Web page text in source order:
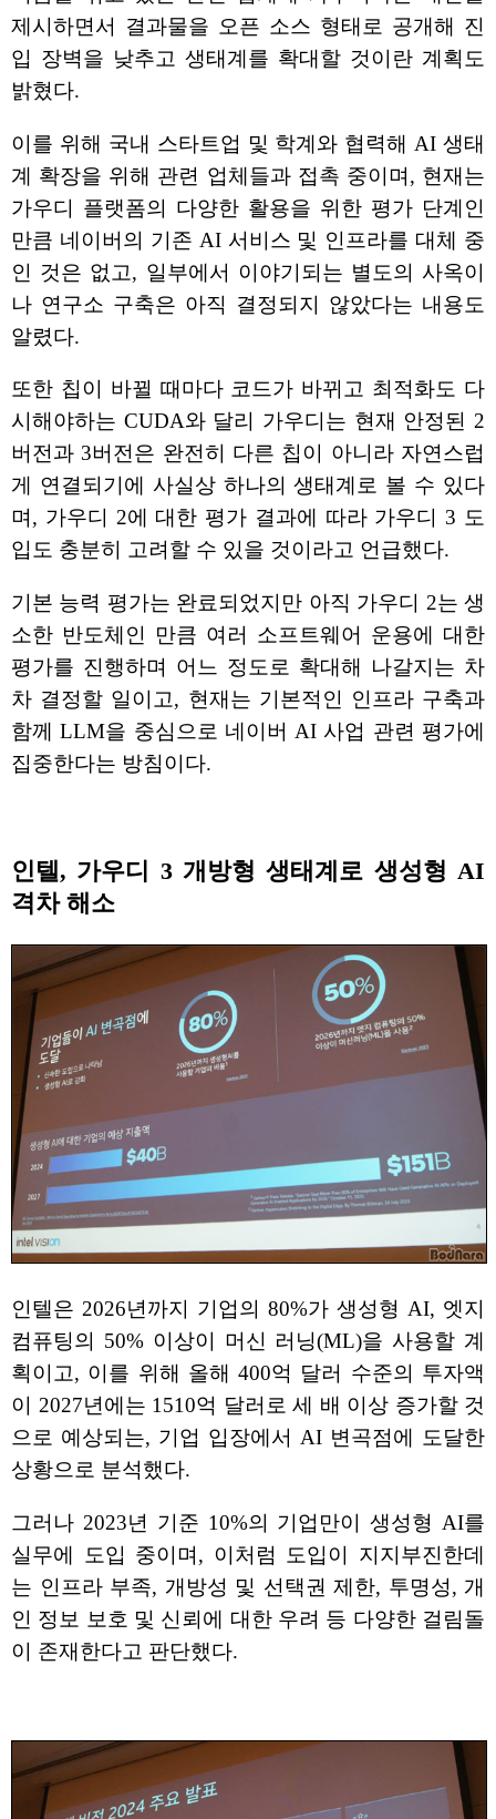
제시하면서 결과물을 오픈 소스 형태로 공개해 진
입 장벽을 낮추고 생태계를 확대할 것이란 계획도
밝혔다.
이를 위해 국내 스타트업 및 학계와 협력해 AI 생태
계 확장을 위해 관련 업체들과 접촉 중이며, 현재는
가우디 플랫폼의 다양한 활용을 위한 평가 단계인
만큼 네이버의 기존 AI 서비스 및 인프라를 대체 중
인 것은 없고, 일부에서 이야기되는 별도의 사옥이
나 연구소 구축은 아직 결정되지 않았다는 내용도
알렸다.
또한 칩이 바뀔 때마다 코드가 바뀌고 최적화도 다
시해야하는 CUDA와 달리 가우디는 현재 안정된 2
버전과 3버전은 완전히 다른 칩이 아니라 자연스럽
게 연결되기에 사실상 하나의 생태계로 볼 수 있다
며, 가우디 2에 대한 평가 결과에 따라 가우디 3 도
입도 충분히 고려할 수 있을 것이라고 언급했다.
기본 능력 평가는 완료되었지만 아직 가우디 2는 생
소한 반도체인 만큼 여러 소프트웨어 운용에 대한
평가를 진행하며 어느 정도로 확대해 나갈지는 차
차 결정할 일이고, 현재는 기본적인 인프라 구축과
함께 LLM을 중심으로 네이버 AI 사업 관련 평가에
집중한다는 방침이다.
인텔, 가우디 3 개방형 생태계로 생성형 AI
격차 해소
인텔은 2026년까지 기업의 80%가 생성형 AI, 엣지
컴퓨팅의 50% 이상이 머신 러닝(ML)을 사용할 계
획이고, 이를 위해 올해 400억 달러 수준의 투자액
이 2027년에는 1510억 달러로 세 배 이상 증가할 것
으로 예상되는, 기업 입장에서 AI 변곡점에 도달한
상황으로 분석했다.
그러나 2023년 기준 10%의 기업만이 생성형 AI를
실무에 도입 중이며, 이처럼 도입이 지지부진한데
는 인프라 부족, 개방성 및 선택권 제한, 투명성, 개
인 정보 보호 및 신뢰에 대한 우려 등 다양한 걸림돌
이 존재한다고 판단했다.